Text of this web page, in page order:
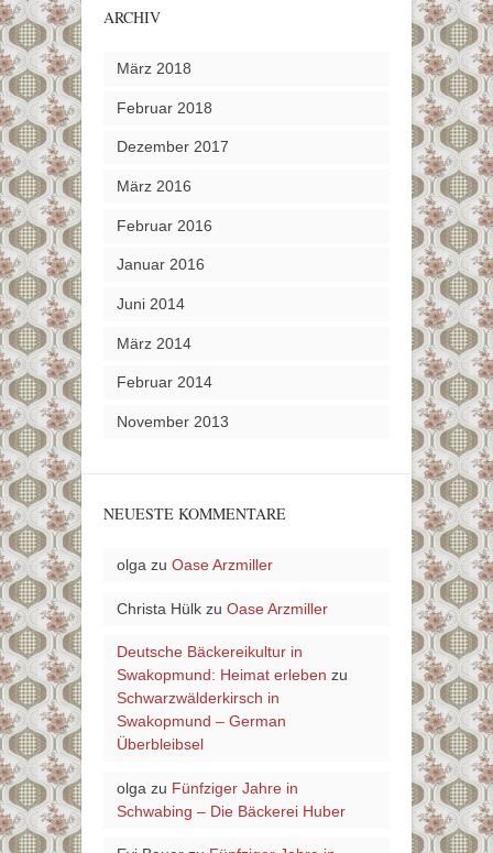
ARCHIV
März 2018
Februar 2018
Dezember 2017
März 2016
Februar 2016
Januar 2016
Juni 2014
März 2014
Februar 2014
November 2013
NEUESTE KOMMENTARE
olga zu Oase Arzmiller
Christa Hülkzu Oase Arzmiller
Deutsche Bäckereikultur in
Swakopmund: Heimat erleben zu
Schwarzwälderkirsch in
Swakopmund – German
Überbleibsel
olga zu Fünfziger Jahre in
Schwabing – Die Bäckerei Huber